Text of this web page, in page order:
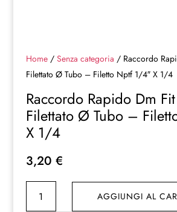
Home/ Senza categoria / Raccordo
Filettato Ø Tubo – Filetto Nptf 1/4″ X 1/4
Raccordo Rapido Dm
Filettato Ø Tubo –
X 1/4
3,20 €
Rapido
AGGIUNGI AL